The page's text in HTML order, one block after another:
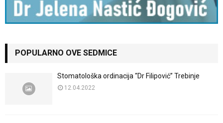
POPULARNO OVE SEDMICE
Stomatološka ordinacija “Dr Filipović” Trebinje
12.04.2022